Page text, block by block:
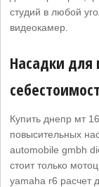
студий в любой
видеокамер.
Насадки для
Купить днепр мт
повысительных
automobile gmbh
стоит только
yamaha r6 расчет